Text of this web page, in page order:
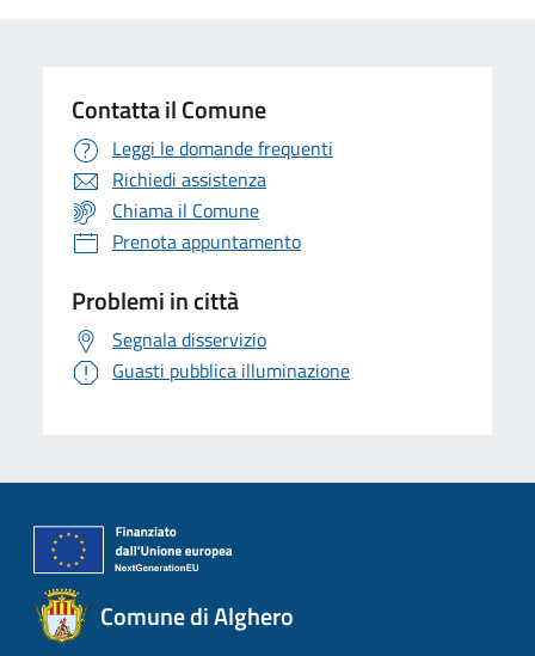
Contatta il Comune
Leggi le domande frequenti
Richiedi assistenza
Chiama il Comune
Prenota appuntamento
Problemi in città
Segnala disservizio
Guasti pubblica illuminazione
Comune di Alghero